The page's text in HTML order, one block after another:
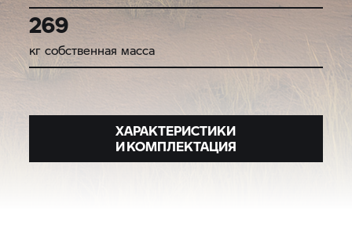
269
кг собственная масса
ХАРАКТЕРИСТИКИ
И КОМПЛЕКТАЦИЯ